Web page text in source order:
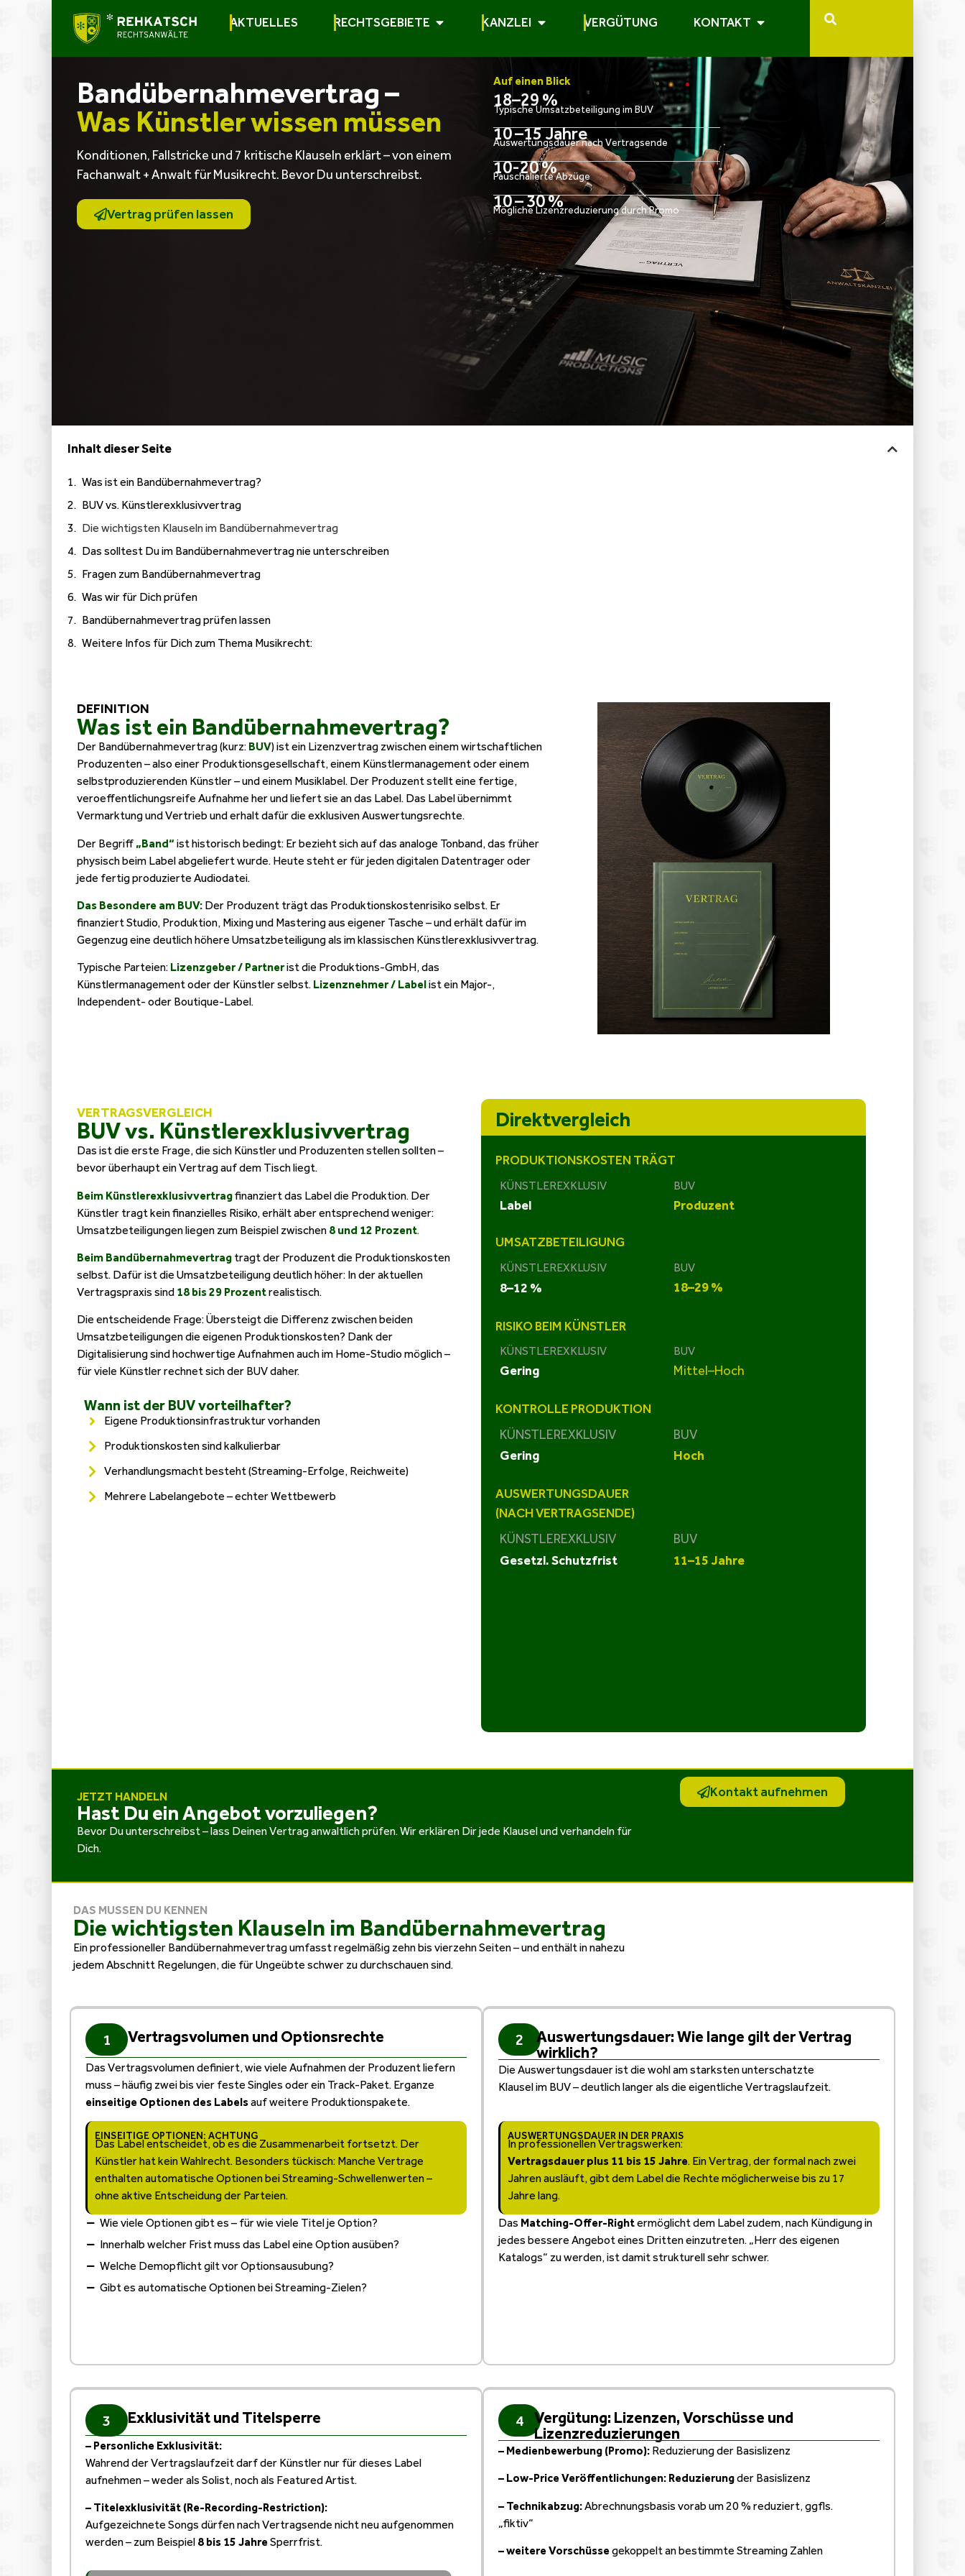
AKTUELLES RECHTSGEBIETE KANZLEI VERGÜTUNG KONTAKT
Bandübernahmevertrag –
Was Künstler wissen müssen
Konditionen, Fallstricke und 7 kritische Klauseln erklärt – von einem
Fachanwalt + Anwalt für Musikrecht. Bevor Du unterschreibst.
Vertrag prüfen lassen
Auf einen Blick
18–29 %
Typische Umsatzbeteiligung im BUV
10 –15 Jahre
Auswertungsdauer nach Vertragsende
10-20 %
Pauschalierte Abzüge
10 – 30 %
Mögliche Lizenzreduzierung durch Promo
Inhalt dieser Seite
Was ist ein Bandübernahmevertrag?
BUV vs. Künstlerexklusivvertrag
Die wichtigsten Klauseln im Bandübernahmevertrag
Das solltest Du im Bandübernahmevertrag nie unterschreiben
Fragen zum Bandübernahmevertrag
Was wir für Dich prüfen
Bandübernahmevertrag prüfen lassen
Weitere Infos für Dich zum Thema Musikrecht:
DEFINITION
Was ist ein Bandübernahmevertrag?
Der Bandübernahmevertrag (kurz: BUV) ist ein Lizenzvertrag zwischen einem wirtschaftlichen
Produzenten – also einer Produktionsgesellschaft, einem Künstlermanagement oder einem
selbstproduzierenden Künstler – und einem Musiklabel. Der Produzent stellt eine fertige,
veroeffentlichungsreife Aufnahme her und liefert sie an das Label. Das Label übernimmt
Vermarktung und Vertrieb und erhalt dafür die exklusiven Auswertungsrechte.
Der Begriff „Band“ ist historisch bedingt: Er bezieht sich auf das analoge Tonband, das früher
physisch beim Label abgeliefert wurde. Heute steht er für jeden digitalen Datentrager oder
jede fertig produzierte Audiodatei.
Das Besondere am BUV: Der Produzent trägt das Produktionskostenrisiko selbst. Er
finanziert Studio, Produktion, Mixing und Mastering aus eigener Tasche – und erhält dafür im
Gegenzug eine deutlich höhere Umsatzbeteiligung als im klassischen Künstlerexklusivvertrag.
Typische Parteien: Lizenzgeber / Partnerist die Produktions-GmbH, das
Künstlermanagement oder der Künstler selbst. Lizenznehmer / Labelist ein Major-,
Independent- oder Boutique-Label.
VERTRAGSVERGLEICH
BUV vs. Künstlerexklusivvertrag
Das ist die erste Frage, die sich Künstler und Produzenten stellen sollten –
bevor überhaupt ein Vertrag auf dem Tisch liegt.
Beim Künstlerexklusivvertragfinanziert das Label die Produktion. Der
Künstler tragt kein finanzielles Risiko, erhält aber entsprechend weniger:
Umsatzbeteiligungen liegen zum Beispiel zwischen 8 und 12 Prozent.
Beim Bandübernahmevertrag tragt der Produzent die Produktionskosten
selbst. Dafür ist die Umsatzbeteiligung deutlich höher: In der aktuellen
Vertragspraxis sind 18 bis 29 Prozentrealistisch.
Die entscheidende Frage: Übersteigt die Differenz zwischen beiden
Umsatzbeteiligungen die eigenen Produktionskosten? Dank der
Digitalisierung sind hochwertige Aufnahmen auch im Home-Studio möglich –
für viele Künstler rechnet sich der BUV daher.
Wann ist der BUV vorteilhafter?
Eigene Produktionsinfrastruktur vorhanden
Produktionskosten sind kalkulierbar
Verhandlungsmacht besteht (Streaming-Erfolge, Reichweite)
Mehrere Labelangebote – echter Wettbewerb
Direktvergleich
PRODUKTIONSKOSTEN TRÄGT
KÜNSTLEREXKLUSIV
Label
BUV
Produzent
UMSATZBETEILIGUNG
KÜNSTLEREXKLUSIV
8–12 %
BUV
18–29 %
RISIKO BEIM KÜNSTLER
KÜNSTLEREXKLUSIV
Gering
BUV
Mittel–Hoch
KONTROLLE PRODUKTION
KÜNSTLEREXKLUSIV
Gering
BUV
Hoch
AUSWERTUNGSDAUER
(NACH VERTRAGSENDE)
KÜNSTLEREXKLUSIV
Gesetzl. Schutzfrist
BUV
11–15 Jahre
JETZT HANDELN
Hast Du ein Angebot vorzuliegen?
Bevor Du unterschreibst – lass Deinen Vertrag anwaltlich prüfen. Wir erklären Dir jede Klausel und verhandeln für
Dich.
Kontakt aufnehmen
DAS MUSSEN DU KENNEN
Die wichtigsten Klauseln im Bandübernahmevertrag
Ein professioneller Bandübernahmevertrag umfasst regelmäßig zehn bis vierzehn Seiten – und enthält in nahezu
jedem Abschnitt Regelungen, die für Ungeübte schwer zu durchschauen sind.
1 Vertragsvolumen und Optionsrechte
Das Vertragsvolumen definiert, wie viele Aufnahmen der Produzent liefern
muss – häufig zwei bis vier feste Singles oder ein Track-Paket. Erganze
einseitige Optionen des Labelsauf weitere Produktionspakete.
EINSEITIGE OPTIONEN: ACHTUNG
Das Label entscheidet, ob es die Zusammenarbeit fortsetzt. Der
Künstler hat kein Wahlrecht. Besonders tückisch: Manche Vertrage
enthalten automatische Optionen bei Streaming-Schwellenwerten –
ohne aktive Entscheidung der Parteien.
Wie viele Optionen gibt es – für wie viele Titel je Option?
Innerhalb welcher Frist muss das Label eine Option ausüben?
Welche Demopflicht gilt vor Optionsausubung?
Gibt es automatische Optionen bei Streaming-Zielen?
2
Auswertungsdauer: Wie lange gilt der Vertrag
wirklich?
Die Auswertungsdauer ist die wohl am starksten unterschatzte
Klausel im BUV – deutlich langer als die eigentliche Vertragslaufzeit.
AUSWERTUNGSDAUER IN DER PRAXIS
In professionellen Vertragswerken:
Vertragsdauer plus 11 bis 15 Jahre. Ein Vertrag, der formal nach zwei
Jahren ausläuft, gibt dem Label die Rechte möglicherweise bis zu 17
Jahre lang.
Das Matching-Offer-Rightermöglicht dem Label zudem, nach Kündigung in
jedes bessere Angebot eines Dritten einzutreten. „Herr des eigenen
Katalogs“ zu werden, ist damit strukturell sehr schwer.
3 Exklusivität und Titelsperre
– Personliche Exklusivität:
Wahrend der Vertragslaufzeit darf der Künstler nur für dieses Label
aufnehmen – weder als Solist, noch als Featured Artist.
– Titelexklusivität (Re-Recording-Restriction):
Aufgezeichnete Songs dürfen nach Vertragsende nicht neu aufgenommen
werden – zum Beispiel 8 bis 15 JahreSperrfrist.
4 Vergütung: Lizenzen, Vorschüsse und
Lizenzreduzierungen
– Medienbewerbung (Promo): Reduzierung der Basislizenz
– Low-Price Veröffentlichungen: Reduzierungder Basislizenz
– Technikabzug:Abrechnungsbasis vorab um 20 % reduziert, ggfls.
„fiktiv“
– weitere Vorschüssegekoppelt an bestimmte Streaming Zahlen